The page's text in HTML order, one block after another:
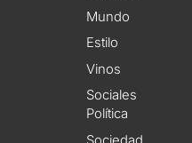
Mundo
Estilo
Vinos
Sociales
Política